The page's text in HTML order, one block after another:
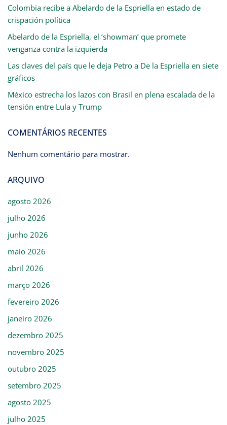
Colombia recibe a Abelardo de la Espriella en estado de
crispación política
Abelardo de la Espriella, el ‘showman’ que promete
venganza contra la izquierda
Las claves del país que le deja Petro a De la Espriella en siete
gráficos
México estrecha los lazos con Brasil en plena escalada de la
tensión entre Lula y Trump
COMENTÁRIOS RECENTES
Nenhum comentário para mostrar.
ARQUIVO
agosto 2026
julho 2026
junho 2026
maio 2026
abril 2026
março 2026
fevereiro 2026
janeiro 2026
dezembro 2025
novembro 2025
outubro 2025
setembro 2025
agosto 2025
julho 2025